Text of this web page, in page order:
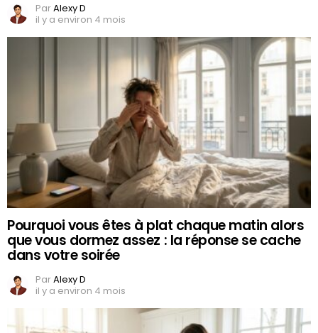
ParAlexy D
il y a environ 4 mois
Pourquoi vous êtes à plat chaque matin alors
que vous dormez assez : la réponse se cache
dans votre soirée
ParAlexy D
il y a environ 4 mois